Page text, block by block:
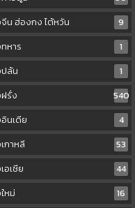
น ฮ่องกง ไต้หวัน
9
หาร
1
ล้น
1
รั่ง
540
นเดีย
4
กาหลี
53
อเชีย
44
หม่
16